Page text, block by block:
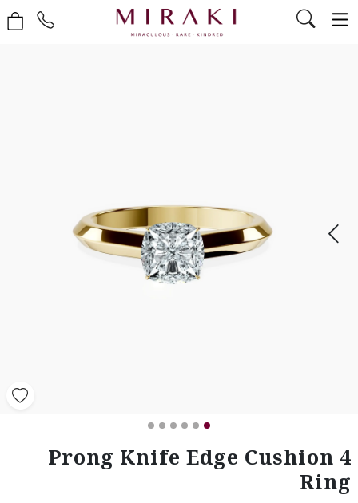
4 Prong Knife Edge Cushion
Ring